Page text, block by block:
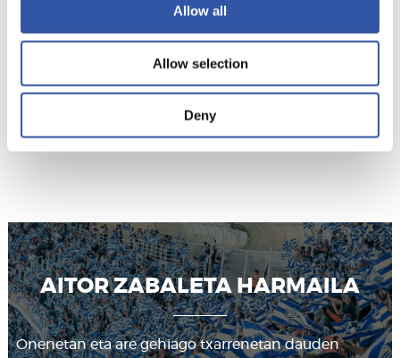
Allow all
Allow selection
Deny
Langabeak
12. jokalaria
AITOR ZABALETA HARMAILA
Onenetan eta are gehiago txarrenetan dauden